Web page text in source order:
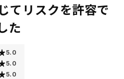
てリスクを許容で
た
5.0
5.0
5.0